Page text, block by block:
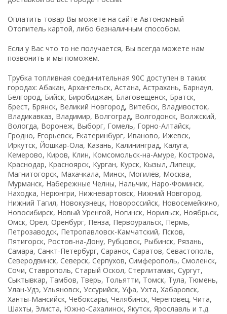
Оплатить товар Вы можете на сайте Автономный
Отопитель картой, либо безналичным способом.
Если у Вас что то не получается, Вы всегда можете нам
позвонить и мы поможем.
Трубка топливная соединительная 90C доступен в таких
городах: Абакан, Архангельск, Астана, Астрахань, Барнаул,
Белгород, Бийск, Биробиджан, Благовещенск, Братск,
Брест, Брянск, Великий Новгород, Витебск, Владивосток,
Владикавказ, Владимир, Волгоград, Волгодонск, Волжский,
Вологда, Воронеж, Выборг, Гомель, Горно-Алтайск,
Гродно, Егорьевск, Екатеринбург, Иваново, Ижевск,
Иркутск, Йошкар-Ола, Казань, Калининград, Калуга,
Кемерово, Киров, Клин, Комсомольск-на-Амуре, Кострома,
Краснодар, Красноярск, Курган, Курск, Кызыл, Липецк,
Магнитогорск, Махачкала, Минск, Могилёв, Москва,
Мурманск, Набережные Челны, Нальчик, Наро-Фоминск,
Находка, Нерюнгри, Нижневартовск, Нижний Новгород,
Нижний Тагил, Новокузнецк, Новороссийск, Новосемейкино,
Новосибирск, Новый Уренгой, Ногинск, Норильск, Ноябрьск,
Омск, Орёл, Оренбург, Пенза, Первоуральск, Пермь,
Петрозаводск, Петропавловск-Камчатский, Псков,
Пятигорск, Ростов-на-Дону, Рубцовск, Рыбинск, Рязань,
Самара, Санкт-Петербург, Саранск, Саратов, Севастополь,
Северодвинск, Северск, Серпухов, Симферополь, Смоленск,
Сочи, Ставрополь, Старый Оскол, Стерлитамак, Сургут,
Сыктывкар, Тамбов, Тверь, Тольятти, Томск, Тула, Тюмень,
Улан-Удэ, Ульяновск, Уссурийск, Уфа, Ухта, Хабаровск,
Ханты-Мансийск, Чебоксары, Челябинск, Череповец, Чита,
Шахты, Элиста, Южно-Сахалинск, Якутск, Ярославль и т.д.